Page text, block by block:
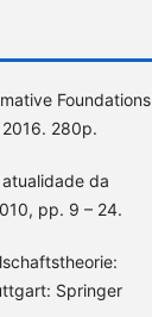
Foundations
280p.
atualidade da
pp. 9 – 24.
Springer